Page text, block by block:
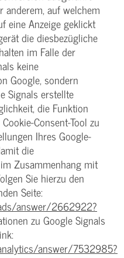
anderem, auf welchem
eine Anzeige geklickt
die diesbezügliche
im Falle der
keine
Google, sondern
Signals erstellte
die Funktion
Consent-Tool zu
Ihres Google-
die
Zusammenhang mit
Sie hierzu den
Seite:
answer/2662922?
zu Google Signals
answer/7532985?